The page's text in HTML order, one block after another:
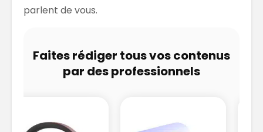
parlent de vous.
Faites rédiger tous vos contenus
par des professionnels